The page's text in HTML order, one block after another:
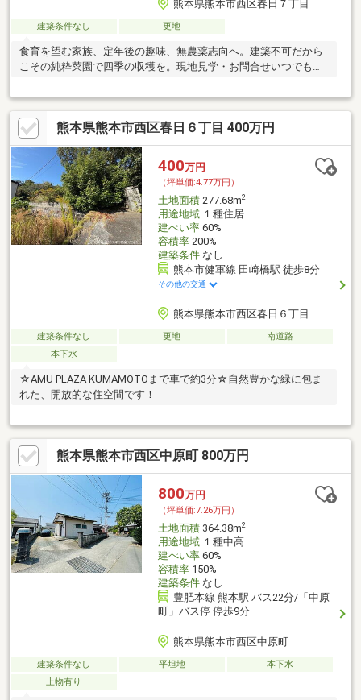
熊本県熊本市西区春日７丁目
建築条件なし 更地
食育を望む家族、定年後の趣味、無農薬志向へ。建築不可だから
こその純粋菜園で四季の収穫を。現地見学・お問合せいつでも歓
熊本県熊本市西区春日６丁目 400万円
400万円
（坪単価:4.77万円）
土地面積277.68m2
用途地域１種住居
建ぺい率60%
容積率200%
建築条件なし
熊本市健軍線 田崎橋駅 徒歩8分
その他の交通
熊本県熊本市西区春日６丁目
建築条件なし 更地
南道路
本下水
☆AMU PLAZA KUMAMOTOまで車で約3分☆自然豊かな緑に包ま
れた、開放的な住空間です！
熊本県熊本市西区中原町 800万円
800万円
（坪単価:7.26万円）
土地面積364.38m2
用途地域１種中高
建ぺい率60%
容積率150%
建築条件なし
豊肥本線 熊本駅 バス22分/「中原
町」バス停 停歩9分
熊本県熊本市西区中原町
建築条件なし 平坦地
本下水
上物有り